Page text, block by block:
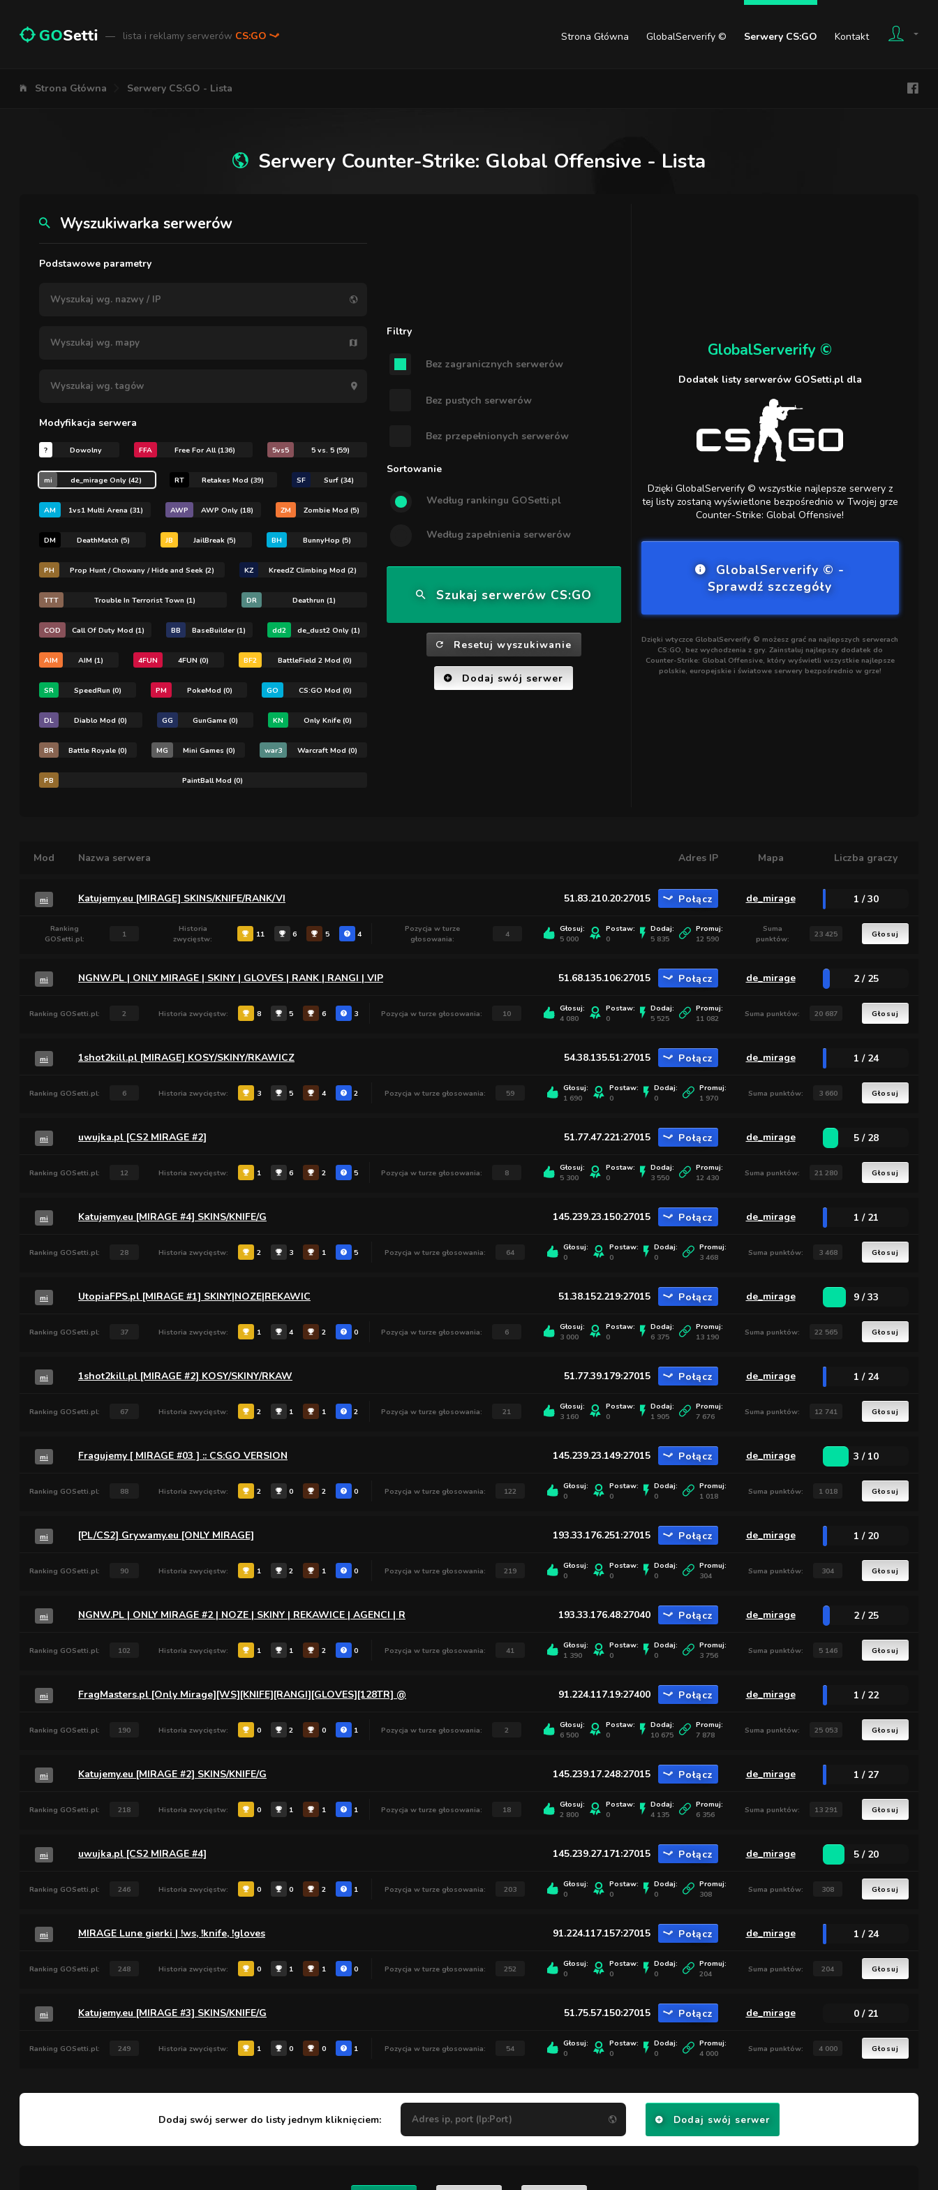
— lista i reklamy serwerów CS:GO Strona Główna GlobalServerify © Serwery CS:GO Kontakt
Strona Główna Serwery CS:GO - Lista
Serwery Counter-Strike: Global Offensive - Lista
Wyszukiwarka serwerów
Podstawowe parametry
Modyfikacja serwera
? Dowolny FFA Free For All (136) 5vs5 5 vs. 5 (59)
mi de_mirage Only (42) RT Retakes Mod (39) SF Surf (34)
AM 1vs1 Multi Arena (31) AWP AWP Only (18) ZM Zombie Mod (5)
DM DeathMatch (5) JB JailBreak (5) BH BunnyHop (5)
PH Prop Hunt / Chowany / Hide and Seek (2) KZ KreedZ Climbing Mod (2)
TTT Trouble In Terrorist Town (1) DR Deathrun (1)
COD Call Of Duty Mod (1) BB BaseBuilder (1) dd2 de_dust2 Only (1)
AIM AIM (1) 4FUN 4FUN (0) BF2 BattleField 2 Mod (0)
SR SpeedRun (0) PM PokeMod (0) GO CS:GO Mod (0)
DL Diablo Mod (0) GG GunGame (0) KN Only Knife (0)
BR Battle Royale (0) MG Mini Games (0) war3 Warcraft Mod (0)
PB PaintBall Mod (0)
Filtry
Bez zagranicznych serwerów
Bez pustych serwerów
Bez przepełnionych serwerów
Sortowanie
Według rankingu GOSetti.pl
Według zapełnienia serwerów
Szukaj serwerów CS:GO
Resetuj wyszukiwanie
Dodaj swój serwer
GlobalServerify ©
Dodatek listy serwerów GOSetti.pl dla
Dzięki GlobalServerify © wszystkie najlepsze serwery z
tej listy zostaną wyświetlone bezpośrednio w Twojej grze
Counter-Strike: Global Offensive!
GlobalServerify © -
Sprawdź szczegóły
Dzięki wtyczce GlobalServerify © możesz grać na najlepszych serwerach
CS:GO, bez wychodzenia z gry. Zainstaluj najlepszy dodatek do
Counter-Strike: Global Offensive, który wyświetli wszystkie najlepsze
polskie, europejskie i światowe serwery bezpośrednio w grze!
Mod Nazwa serwera Adres IP Mapa Liczba graczy
mi Katujemy.eu [MIRAGE] SKINS/KNIFE/RANK/VI 51.83.210.20:27015 Połącz de_mirage 1 / 30
Ranking
GOSetti.pl:
1
Historia
zwycięstw:
11 6 5 4
Pozycja w turze
głosowania:
4
Głosuj:
5 000
Postaw:
0
Dodaj:
5 835
Promuj:
12 590
Suma
punktów:
23 425 Głosuj
mi NGNW.PL | ONLY MIRAGE | SKINY | GLOVES | RANK | RANGI | VIP 51.68.135.106:27015 Połącz de_mirage 2 / 25
Ranking GOSetti.pl: 2 Historia zwycięstw: 8 5 6 3 Pozycja w turze głosowania: 10
Głosuj:
4 080
Postaw:
0
Dodaj:
5 525
Promuj:
11 082
Suma punktów: 20 687 Głosuj
mi 1shot2kill.pl [MIRAGE] KOSY/SKINY/RKAWICZ 54.38.135.51:27015 Połącz de_mirage 1 / 24
Ranking GOSetti.pl: 6 Historia zwycięstw: 3 5 4 2 Pozycja w turze głosowania: 59
Głosuj:
1 690
Postaw:
0
Dodaj:
0
Promuj:
1 970
Suma punktów: 3 660 Głosuj
mi uwujka.pl [CS2 MIRAGE #2] 51.77.47.221:27015 Połącz de_mirage 5 / 28
Ranking GOSetti.pl: 12 Historia zwycięstw: 1 6 2 5 Pozycja w turze głosowania: 8
Głosuj:
5 300
Postaw:
0
Dodaj:
3 550
Promuj:
12 430
Suma punktów: 21 280 Głosuj
mi Katujemy.eu [MIRAGE #4] SKINS/KNIFE/G 145.239.23.150:27015 Połącz de_mirage 1 / 21
Ranking GOSetti.pl: 28 Historia zwycięstw: 2 3 1 5 Pozycja w turze głosowania: 64
Głosuj:
0
Postaw:
0
Dodaj:
0
Promuj:
3 468
Suma punktów: 3 468 Głosuj
mi UtopiaFPS.pl [MIRAGE #1] SKINY|NOZE|REKAWIC 51.38.152.219:27015 Połącz de_mirage 9 / 33
Ranking GOSetti.pl: 37 Historia zwycięstw: 1 4 2 0 Pozycja w turze głosowania: 6
Głosuj:
3 000
Postaw:
0
Dodaj:
6 375
Promuj:
13 190
Suma punktów: 22 565 Głosuj
mi 1shot2kill.pl [MIRAGE #2] KOSY/SKINY/RKAW 51.77.39.179:27015 Połącz de_mirage 1 / 24
Ranking GOSetti.pl: 67 Historia zwycięstw: 2 1 1 2 Pozycja w turze głosowania: 21
Głosuj:
3 160
Postaw:
0
Dodaj:
1 905
Promuj:
7 676
Suma punktów: 12 741 Głosuj
mi Fragujemy [ MIRAGE #03 ] :: CS:GO VERSION 145.239.23.149:27015 Połącz de_mirage 3 / 10
Ranking GOSetti.pl: 88 Historia zwycięstw: 2 0 2 0 Pozycja w turze głosowania: 122
Głosuj:
0
Postaw:
0
Dodaj:
0
Promuj:
1 018
Suma punktów: 1 018 Głosuj
mi [PL/CS2] Grywamy.eu [ONLY MIRAGE] 193.33.176.251:27015 Połącz de_mirage 1 / 20
Ranking GOSetti.pl: 90 Historia zwycięstw: 1 2 1 0 Pozycja w turze głosowania: 219
Głosuj:
0
Postaw:
0
Dodaj:
0
Promuj:
304
Suma punktów: 304 Głosuj
mi NGNW.PL | ONLY MIRAGE #2 | NOZE | SKINY | REKAWICE | AGENCI | R 193.33.176.48:27040 Połącz de_mirage 2 / 25
Ranking GOSetti.pl: 102 Historia zwycięstw: 1 1 2 0 Pozycja w turze głosowania: 41
Głosuj:
1 390
Postaw:
0
Dodaj:
0
Promuj:
3 756
Suma punktów: 5 146 Głosuj
mi FragMasters.pl [Only Mirage][WS][KNIFE][RANGI][GLOVES][128TR] @ 91.224.117.19:27400 Połącz de_mirage 1 / 22
Ranking GOSetti.pl: 190 Historia zwycięstw: 0 2 0 1 Pozycja w turze głosowania: 2
Głosuj:
6 500
Postaw:
0
Dodaj:
10 675
Promuj:
7 878
Suma punktów: 25 053 Głosuj
mi Katujemy.eu [MIRAGE #2] SKINS/KNIFE/G 145.239.17.248:27015 Połącz de_mirage 1 / 27
Ranking GOSetti.pl: 218 Historia zwycięstw: 0 1 1 1 Pozycja w turze głosowania: 18
Głosuj:
2 800
Postaw:
0
Dodaj:
4 135
Promuj:
6 356
Suma punktów: 13 291 Głosuj
mi uwujka.pl [CS2 MIRAGE #4] 145.239.27.171:27015 Połącz de_mirage 5 / 20
Ranking GOSetti.pl: 246 Historia zwycięstw: 0 0 2 1 Pozycja w turze głosowania: 203
Głosuj:
0
Postaw:
0
Dodaj:
0
Promuj:
308
Suma punktów: 308 Głosuj
mi MIRAGE Lune gierki | !ws, !knife, !gloves 91.224.117.157:27015 Połącz de_mirage 1 / 24
Ranking GOSetti.pl: 248 Historia zwycięstw: 0 1 1 0 Pozycja w turze głosowania: 252
Głosuj:
0
Postaw:
0
Dodaj:
0
Promuj:
204
Suma punktów: 204 Głosuj
mi Katujemy.eu [MIRAGE #3] SKINS/KNIFE/G 51.75.57.150:27015 Połącz de_mirage 0 / 21
Ranking GOSetti.pl: 249 Historia zwycięstw: 1 0 0 1 Pozycja w turze głosowania: 54
Głosuj:
0
Postaw:
0
Dodaj:
0
Promuj:
4 000
Suma punktów: 4 000 Głosuj
Dodaj swój serwer do listy jednym kliknięciem: Dodaj swój serwer